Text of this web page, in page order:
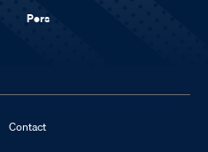
Pers
Contact